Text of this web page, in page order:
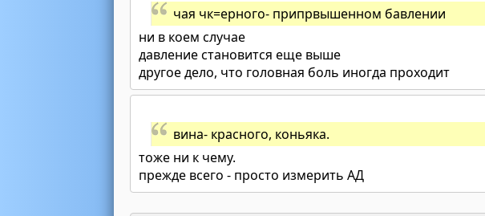
чая чк=ерного- припрвышенном бавлении
ни в коем случае
давление становится еще выше
другое дело, что головная боль иногда проходит
вина- красного, коньяка.
тоже ни к чему.
прежде всего - просто измерить АД